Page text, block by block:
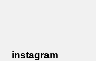
instagram